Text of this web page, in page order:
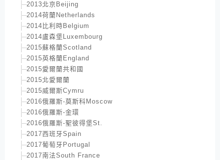
2013北京Beijing
2014荷蘭Netherlands
2014比利時Belgium
2014盧森堡Luxembourg
2015蘇格蘭Scotland
2015英格蘭England
2015愛爾蘭共和國
2015北愛爾蘭
2015威爾斯Cymru
2016俄羅斯-莫斯科Moscow
2016俄羅斯-金環
2016俄羅斯-聖彼得堡St.
2017西班牙Spain
2017葡萄牙Portugal
2017南法South France